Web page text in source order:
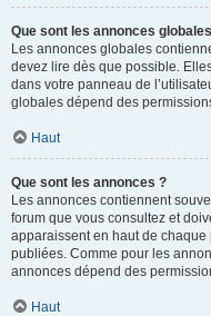
Que sont les annonces
Les annonces globales
devez lire dès que possible.
dans votre panneau de
globales dépend des
Haut
Que sont les annonces ?
Les annonces contiennent
forum que vous consultez et
apparaissent en haut de
publiées. Comme pour les
annonces dépend des
Haut